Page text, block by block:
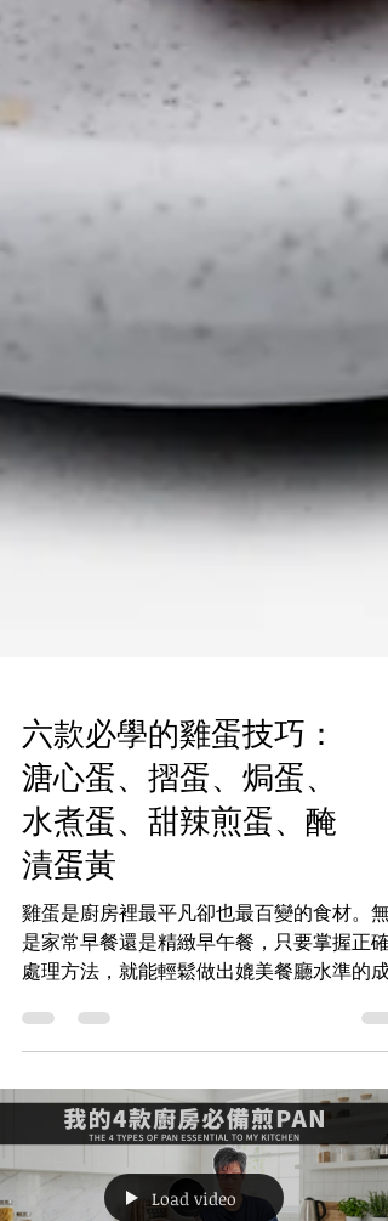
六款必學的雞蛋技巧：
溏心蛋、摺蛋、焗蛋、
水煮蛋、甜辣煎蛋、醃
漬蛋黃
雞蛋是廚房裡最平凡卻也最百變的食材。無
處理方法，就能輕鬆做出媲美餐廳水準的成
品。以下整理六款實用又具風格的雞蛋料理
從基礎到進階，讓你一次學會更多變化。 溏
心蛋：滑嫩流心的經典選擇 想做出蛋白定
型、蛋黃仍帶流心的溏心蛋，關鍵在於控制
間與降溫。建議先在雞蛋圓潤的一端輕輕刺
個小孔，平衡內外氣壓，減少裂殼機會。水